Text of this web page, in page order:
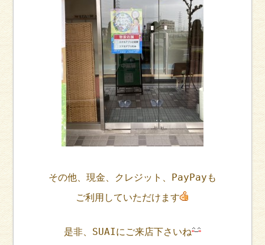
その他、現金、クレジット、PayPayも
ご利用していただけます
是非、SUAIにご来店下さいね